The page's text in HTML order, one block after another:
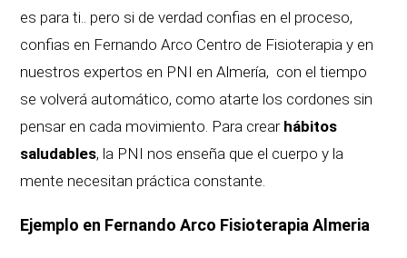
es para ti.. pero si de verdad confias en el proceso,
confias en Fernando Arco Centro de Fisioterapia y en
nuestros expertos en PNI en Almería, con el tiempo
se volverá automático, como atarte los cordones sin
pensar en cada movimiento. Para crear hábitos
saludables, la PNI nos enseña que el cuerpo y la
mente necesitan práctica constante.
Ejemplo en Fernando Arco Fisioterapia Almeria